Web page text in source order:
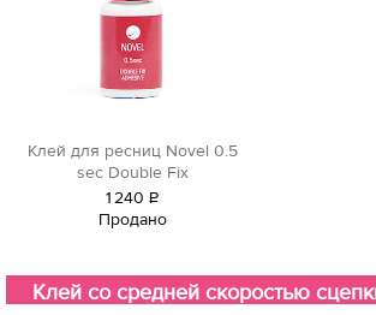
Клей для ресниц Novel 0.5
sec Double Fix
1240 Р
уб.
Продано
Клей со средней скоростью